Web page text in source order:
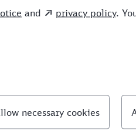
RE,NX,ICE